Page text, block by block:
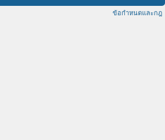
ข้อกำหนดและกฎ